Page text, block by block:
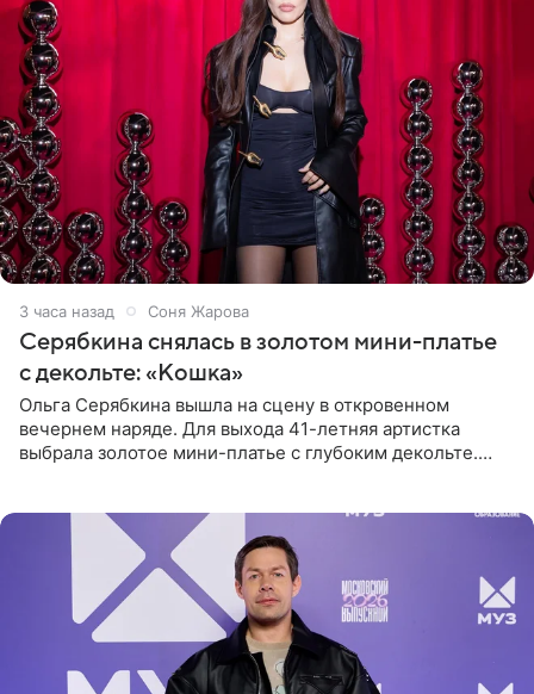
3 часа назад Соня Жарова
Серябкина снялась в золотом мини-платье
с декольте: «Кошка»
Ольга Серябкина вышла на сцену в откровенном
вечернем наряде. Для выхода 41-летняя артистка
выбрала золотое мини-платье с глубоким декольте.